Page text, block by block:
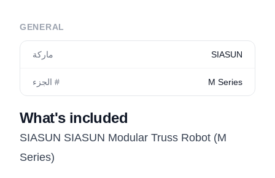
GENERAL
ماركة SIASUN
الجزء # M Series
What's included
SIASUN SIASUN Modular Truss Robot (M
Series)